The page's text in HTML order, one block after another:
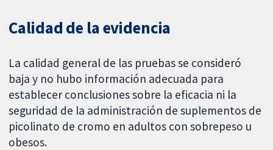
Calidad de la evidencia
La calidad general de las pruebas se consideró
baja y no hubo información adecuada para
establecer conclusiones sobre la eficacia ni la
seguridad de la administración de suplementos de
picolinato de cromo en adultos con sobrepeso u
obesos.